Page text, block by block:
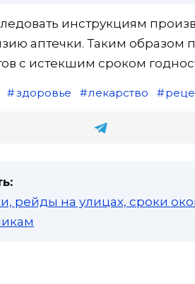
инструкциям
аптечки. Таким образом
с истекшим сроком
здоровье лекарство
рейды на улицах, сроки